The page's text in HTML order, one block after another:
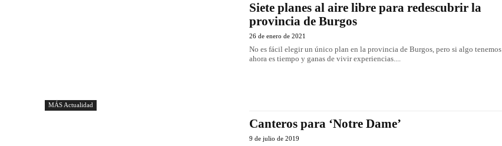
MÁS Actualidad
Siete planes al aire libre para redescubrir la
provincia de Burgos
26 de enero de 2021
No es fácil elegir un único plan en la provincia de Burgos, pero si algo tenemos
ahora es tiempo y ganas de vivir experiencias....
Canteros para ‘Notre Dame’
9 de julio de 2019